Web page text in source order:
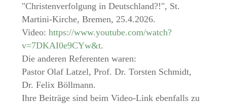
"Christenverfolgung in Deutschland?!", St.
Martini-Kirche, Bremen, 25.4.2026.
Video: https://www.youtube.com/watch?
v=7DKAI0e9CYw&t.
Die anderen Referenten waren:
Pastor Olaf Latzel, Prof. Dr. Torsten Schmidt,
Dr. Felix Böllmann.
Ihre Beiträge sind beim Video-Link ebenfalls zu